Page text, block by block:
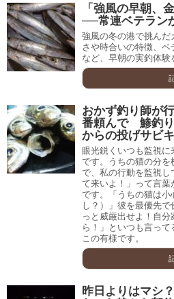
「強風の早朝、
──常連ベテラン
強風の冬の港で挑んだ
さや時合いの特徴、
など、早朝の実釣体験
おかず釣り師が
番頼んで 鯵釣
からの投げサビキ
眼光鋭くいつも監視
です。うちの猫の分を
で、私の行動を監視し
て来いよ！」って言
です。「うちの猫は小
し？）」彼を最優先
っと威厳出せよ！自
ら！」といつも言っ
この有様です。
昨日よりはマシ